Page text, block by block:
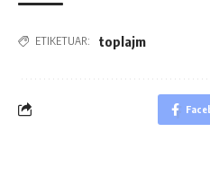
ETIKETUAR: toplajm